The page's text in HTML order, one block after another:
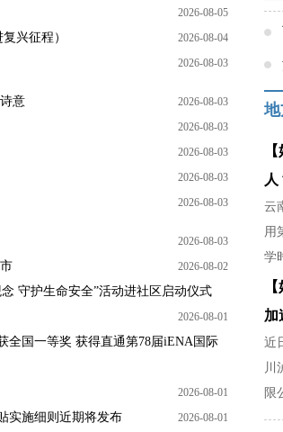
2026-08-05
兴征程） 2026-08-04
2026-08-03
意 2026-08-03
2026-08-03
2026-08-03
2026-08-03
2026-08-03
2026-08-03
2026-08-02
守护生命安全”活动进社区启动仪式
2026-08-01
全国一等奖 获得直通第78届iENA国际
2026-08-01
实施细则近期将发布 2026-08-01
人
云
用
学
家
加
近
川
限
部